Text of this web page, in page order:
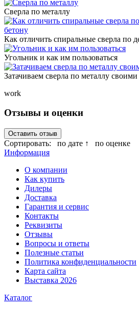
Сверла по металлу
Как отличить спиральные сверла по
Угольник и как им пользоваться
Затачиваем сверла по металлу
work
Отзывы и оценки
Оставить отзыв
Сортировать: по дате ↑
по оценке
Информация
О компании
Как купить
Дилеры
Доставка
Гарантия и сервис
Контакты
Реквизиты
Отзывы
Вопросы и ответы
Полезные статьи
Политика конфиденциальности
Карта сайта
Выставка 2026
Каталог